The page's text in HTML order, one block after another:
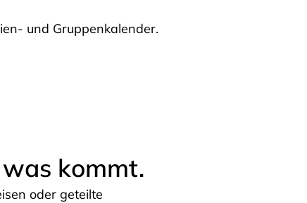
und Gruppenkalender.
kommt.
oder geteilte